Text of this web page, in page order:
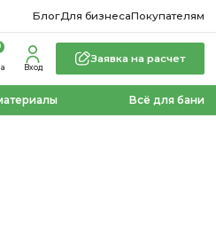
БлогДля бизнесаПокупателям
Вход
Заявка на расчет
Всё для бани